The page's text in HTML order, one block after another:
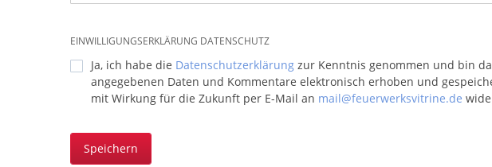
EINWILLIGUNGSERKLÄRUNG DATENSCHUTZ
Ja, ich habe die Datenschutzerklärungzur Kenntnis genommen und bin
angegebenen Daten und Kommentare elektronisch erhoben und
mit Wirkung für die Zukunft per E-Mail an mail@feuerwerksvitrine.de
Speichern